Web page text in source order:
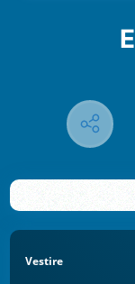
Vestire